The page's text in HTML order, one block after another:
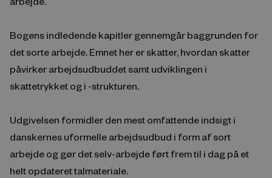
Bogens indledende kapitler gennemgår baggrunden for
det sorte arbejde. Emnet her er skatter, hvordan skatter
påvirker arbejdsudbuddet samt udviklingen i
skattetrykket og i -strukturen.
Udgivelsen formidler den mest omfattende indsigt i
danskernes uformelle arbejdsudbud i form af sort
arbejde og gør det selv-arbejde ført frem til i dag på et
helt opdateret talmateriale.